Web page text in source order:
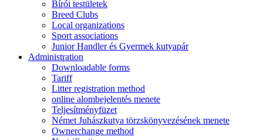
Bírói testületek
Breed Clubs
Local organizations
Sport associations
Junior Handler és Gyermek kutyapár
Administration
Downloadable forms
Tariff
Litter registration method
online alombejelentés menete
Teljesítményfüzet
Német Juhászkutya törzskönyvezésének menete
Ownerchange method